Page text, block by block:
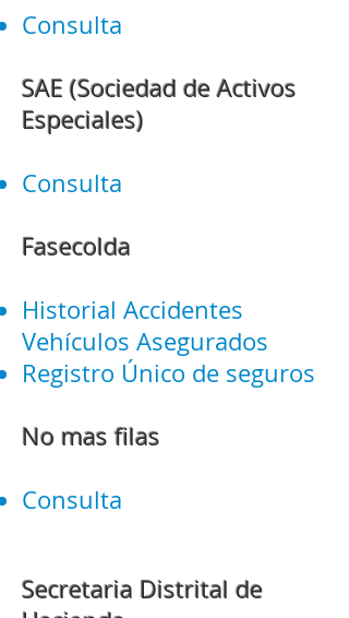
Consulta
SAE (Sociedad de Activos
Especiales)
Consulta
Fasecolda
Historial Accidentes
Vehículos Asegurados
Registro Único de seguros
No mas filas
Consulta
Secretaria Distrital de